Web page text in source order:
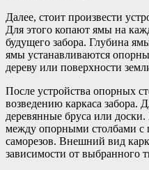
Далее, стоит произвести
Для этого копают ямы на
будущего забора. Глубина
ямы устанавливаются
дереву или поверхности
После устройства опорных
возведению каркаса забора.
деревянные бруса или доски.
между опорными столбами с
саморезов. Внешний вид
зависимости от выбранного